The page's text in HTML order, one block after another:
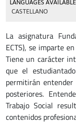
LANGUAGES AVAILABLE
CASTELLANO
La asignatura
ECTS), se imparte
Tiene un carácter
que el
permitirán
posteriores.
Trabajo Social
contenidos